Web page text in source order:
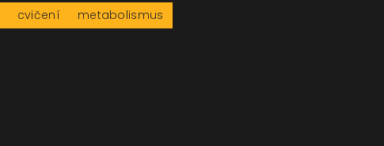
cvičení metabolismus